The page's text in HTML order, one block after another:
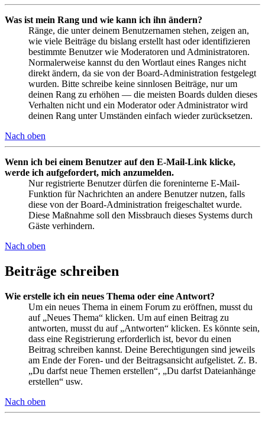
Was ist mein Rang und wie kann ich ihn ändern?
Ränge, die unter deinem Benutzernamen stehen, zeigen an,
wie viele Beiträge du bislang erstellt hast oder identifizieren
bestimmte Benutzer wie Moderatoren und Administratoren.
Normalerweise kannst du den Wortlaut eines Ranges nicht
direkt ändern, da sie von der Board-Administration festgelegt
wurden. Bitte schreibe keine sinnlosen Beiträge, nur um
deinen Rang zu erhöhen — die meisten Boards dulden dieses
Verhalten nicht und ein Moderator oder Administrator wird
deinen Rang unter Umständen einfach wieder zurücksetzen.
Nach oben
Wenn ich bei einem Benutzer auf den E-Mail-Link klicke,
werde ich aufgefordert, mich anzumelden.
Nur registrierte Benutzer dürfen die foreninterne E-Mail-
Funktion für Nachrichten an andere Benutzer nutzen, falls
diese von der Board-Administration freigeschaltet wurde.
Diese Maßnahme soll den Missbrauch dieses Systems durch
Gäste verhindern.
Nach oben
Beiträge schreiben
Wie erstelle ich ein neues Thema oder eine Antwort?
Um ein neues Thema in einem Forum zu eröffnen, musst du
auf „Neues Thema“ klicken. Um auf einen Beitrag zu
antworten, musst du auf „Antworten“ klicken. Es könnte sein,
dass eine Registrierung erforderlich ist, bevor du einen
Beitrag schreiben kannst. Deine Berechtigungen sind jeweils
am Ende der Foren- und der Beitragsansicht aufgelistet. Z. B.
„Du darfst neue Themen erstellen“, „Du darfst Dateianhänge
erstellen“ usw.
Nach oben